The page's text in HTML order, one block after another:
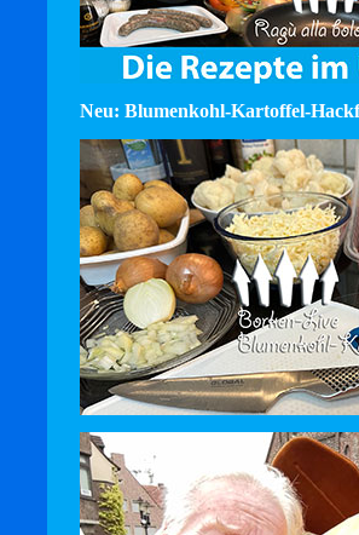
Neu: Blumenkohl-Kartoffel-